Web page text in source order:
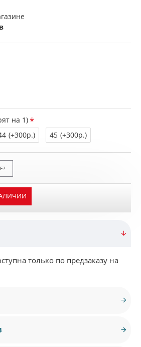
на 1)
(+300р.) 45 (+300р.)
только по предзаказу на